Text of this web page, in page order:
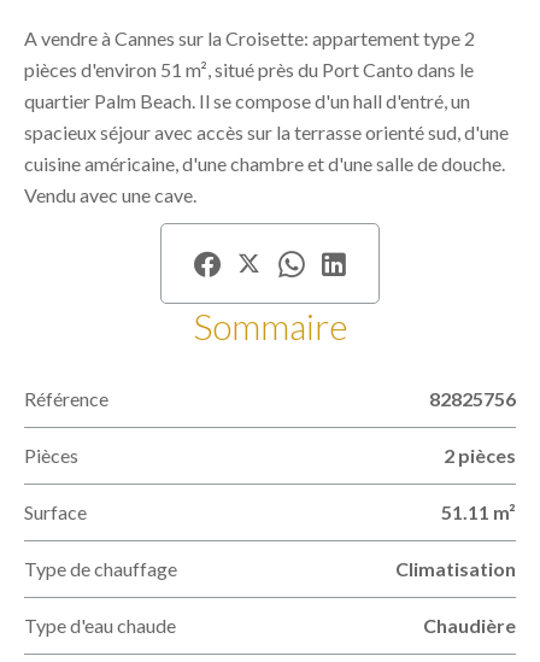
A vendre à Cannes sur la Croisette: appartement type 2
pièces d'environ 51 m², situé près du Port Canto dans le
quartier Palm Beach. Il se compose d'un hall d'entré, un
spacieux séjour avec accès sur la terrasse orienté sud, d'une
cuisine américaine, d'une chambre et d'une salle de douche.
Vendu avec une cave.
Sommaire
Référence 82825756
Pièces 2 pièces
Surface 51.11 m²
Type de chauffage Climatisation
Type d'eau chaude Chaudière